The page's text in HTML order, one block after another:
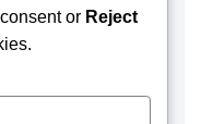
this browser for the
or Reject